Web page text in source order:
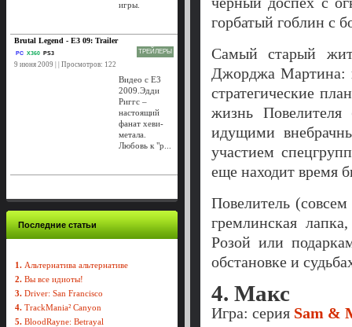
игры.
Brutal Legend - E3 09: Trailer
PC X360 PS3 ТРЕЙЛЕРЫ
9 июня 2009 | | Просмотров: 122
Видео с E3
2009.Эдди
Риггс –
настоящий
фанат хеви-
метала.
Любовь к "р...
Последние статьи
1. Альтернатива альтернативе
2. Вы все идиоты!
3. Driver: San Francisco
4. TrackMania² Canyon
5. BloodRayne: Betrayal
горбатый гоблин с
Самый старый
Джорджа Мартина:
стратегические
жизнь
идущими
участием
еще находит время
Повелитель
гремлинская
Розой или
обстановке и
4. Макс
Игра: серия Sam &